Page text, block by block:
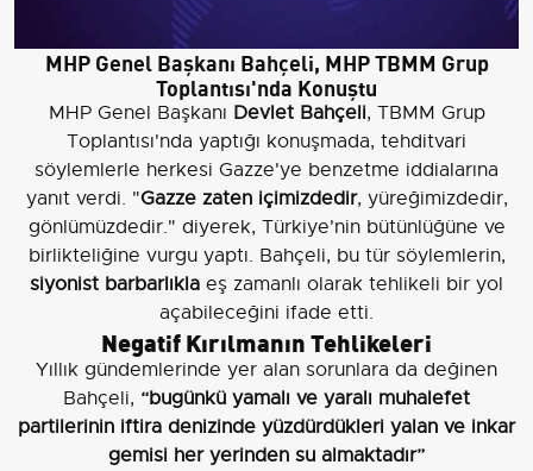
MHP Genel Başkanı Bahçeli, MHP TBMM Grup
Toplantısı'nda Konuştu
MHP Genel Başkanı Devlet Bahçeli, TBMM Grup
Toplantısı'nda yaptığı konuşmada, tehditvari
söylemlerle herkesi Gazze'ye benzetme iddialarına
yanıt verdi. "Gazze zaten içimizdedir, yüreğimizdedir,
gönlümüzdedir." diyerek, Türkiye'nin bütünlüğüne ve
birlikteliğine vurgu yaptı. Bahçeli, bu tür söylemlerin,
siyonist barbarlıkla eş zamanlı olarak tehlikeli bir yol
açabileceğini ifade etti.
Negatif Kırılmanın Tehlikeleri
Yıllık gündemlerinde yer alan sorunlara da değinen
Bahçeli, “bugünkü yamalı ve yaralı muhalefet
partilerinin iftira denizinde yüzdürdükleri yalan ve inkar
gemisi her yerinden su almaktadır”